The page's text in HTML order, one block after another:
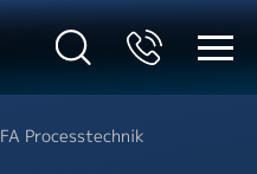
Processtechnik